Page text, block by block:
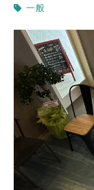
一般